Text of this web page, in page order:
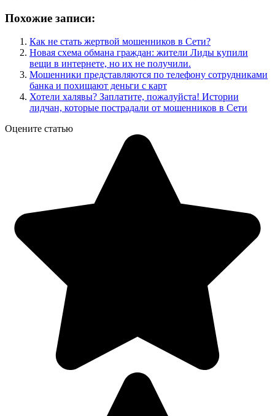
Похожие записи:
Как не стать жертвой мошенников в Сети?
Новая схема обмана граждан: жители Лиды купили
вещи в интернете, но их не получили.
Мошенники представляются по телефону сотрудниками
банка и похищают деньги с карт
Хотели халявы? Заплатите, пожалуйста! Истории
лидчан, которые пострадали от мошенников в Сети
Оцените статью